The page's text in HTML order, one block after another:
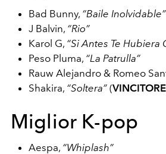
Bad Bunny, “Baile Inolvidable”
J Balvin, “Rio”
Karol G, “Si Antes Te Hubiera
Peso Pluma, “La Patrulla”
Rauw Alejandro & Romeo
Shakira, “Soltera” (VINCITORE
Miglior K-pop
Aespa, “Whiplash”